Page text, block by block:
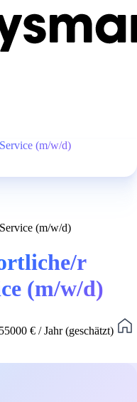
(m/w/d)
(m/w/d)
r
(m/w/d)
€ / Jahr (geschätzt)